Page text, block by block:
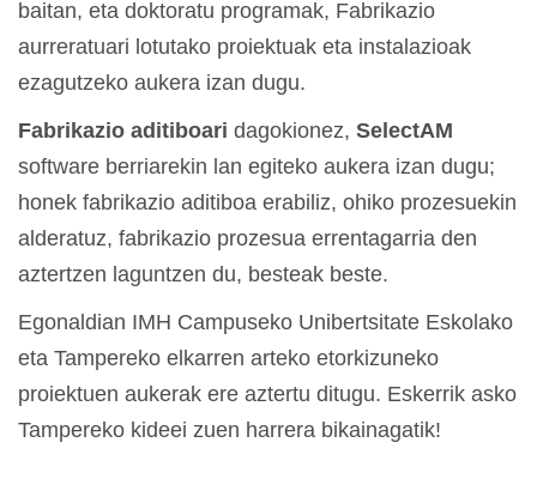
baitan, eta doktoratu programak, Fabrikazio
aurreratuari lotutako proiektuak eta instalazioak
ezagutzeko aukera izan dugu.
Fabrikazio aditiboari dagokionez, SelectAM
software berriarekin lan egiteko aukera izan dugu;
honek fabrikazio aditiboa erabiliz, ohiko prozesuekin
alderatuz, fabrikazio prozesua errentagarria den
aztertzen laguntzen du, besteak beste.
Egonaldian IMH Campuseko Unibertsitate Eskolako
eta Tampereko elkarren arteko etorkizuneko
proiektuen aukerak ere aztertu ditugu. Eskerrik asko
Tampereko kideei zuen harrera bikainagatik!